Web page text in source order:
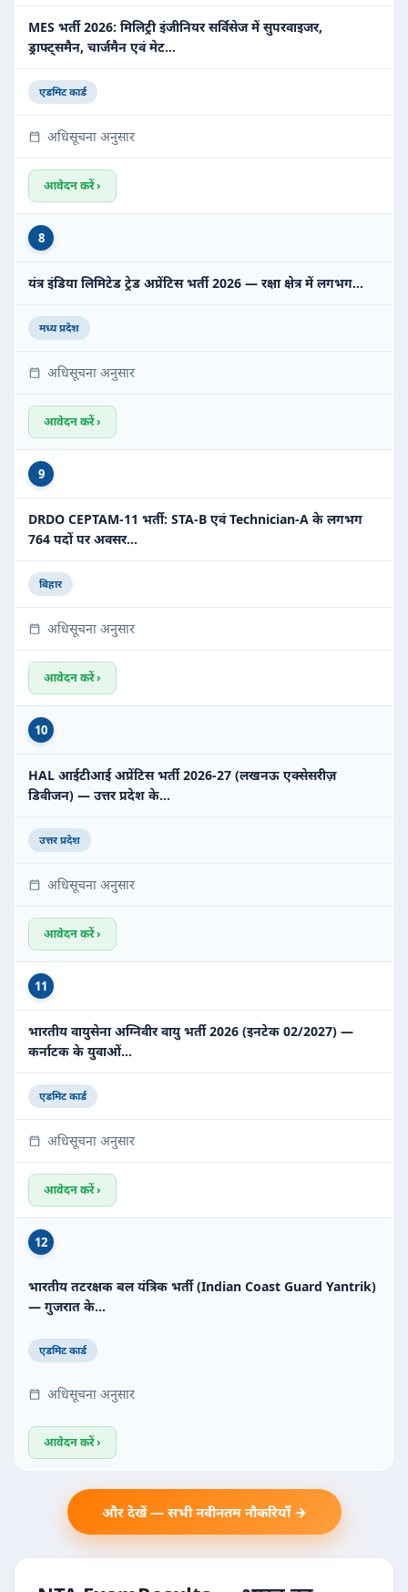
MES भर्ती 2026: मिलिट्री इंजीनियर सर्विसेज में सुपरवाइजर,
ड्राफ्ट्समैन, चार्जमैन एवं मेट…
एडमिट कार्ड
अधिसूचना अनुसार
आवेदन करें ›
8
यंत्र इंडिया लिमिटेड ट्रेड अप्रेंटिस भर्ती 2026 — रक्षा क्षेत्र में लगभग…
मध्य प्रदेश
अधिसूचना अनुसार
आवेदन करें ›
9
DRDO CEPTAM-11 भर्ती: STA-B एवं Technician-A के लगभग
764 पदों पर अवसर…
बिहार
अधिसूचना अनुसार
आवेदन करें ›
10
HAL आईटीआई अप्रेंटिस भर्ती 2026-27 (लखनऊ एक्सेसरीज़
डिवीजन) — उत्तर प्रदेश के…
उत्तर प्रदेश
अधिसूचना अनुसार
आवेदन करें ›
11
भारतीय वायुसेना अग्निवीर वायु भर्ती 2026 (इनटेक 02/2027) —
कर्नाटक के युवाओं…
एडमिट कार्ड
अधिसूचना अनुसार
आवेदन करें ›
12
भारतीय तटरक्षक बल यंत्रिक भर्ती (Indian Coast Guard Yantrik)
— गुजरात के…
एडमिट कार्ड
अधिसूचना अनुसार
आवेदन करें ›
और देखें — सभी नवीनतम नौकरियाँ →